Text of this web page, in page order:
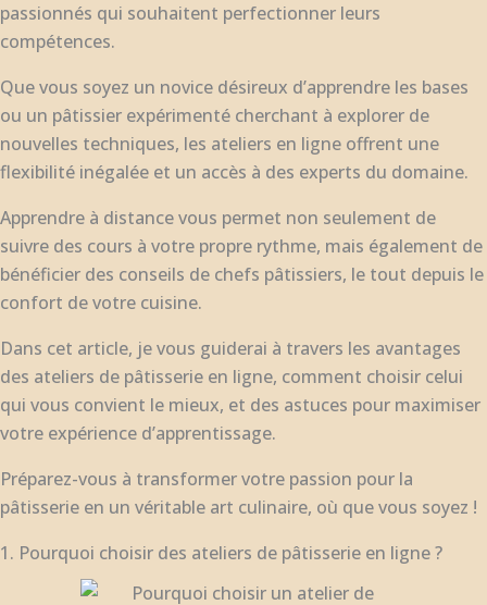
passionnés qui souhaitent perfectionner leurs
compétences.
Que vous soyez un novice désireux d’apprendre les bases
ou un pâtissier expérimenté cherchant à explorer de
nouvelles techniques, les ateliers en ligne offrent une
flexibilité inégalée et un accès à des experts du domaine.
Apprendre à distance vous permet non seulement de
suivre des cours à votre propre rythme, mais également de
bénéficier des conseils de chefs pâtissiers, le tout depuis le
confort de votre cuisine.
Dans cet article, je vous guiderai à travers les avantages
des ateliers de pâtisserie en ligne, comment choisir celui
qui vous convient le mieux, et des astuces pour maximiser
votre expérience d’apprentissage.
Préparez-vous à transformer votre passion pour la
pâtisserie en un véritable art culinaire, où que vous soyez !
1. Pourquoi choisir des ateliers de pâtisserie en ligne ?